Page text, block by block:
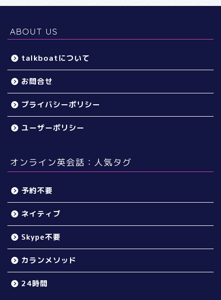
ABOUT US
talkboatについて
お問合せ
プライバシーポリシー
ユーザーポリシー
オンライン英会話：人気タグ
予約不要
ネイティブ
Skype不要
カランメソッド
24時間